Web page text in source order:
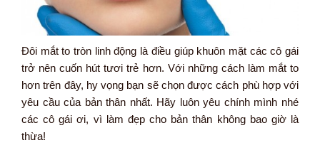
Đôi mắt to tròn linh động là điều giúp khuôn mặt các cô gái
trở nên cuốn hút tươi trẻ hơn. Với những cách làm mắt to
hơn trên đây, hy vọng bạn sẽ chọn được cách phù hợp với
yêu cầu của bản thân nhất. Hãy luôn yêu chính mình nhé
các cô gái ơi, vì làm đẹp cho bản thân không bao giờ là
thừa!